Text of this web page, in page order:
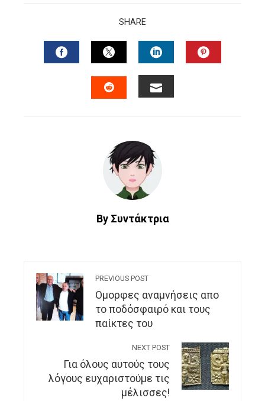
SHARE
FACEBOOKTWITTERLINKEDIN
By Συντάκτρια
PREVIOUS POST
Ομορφες αναμνήσεις απο
το ποδόσφαιρό και τους
παίκτες του
NEXT POST
Για όλους αυτούς τους
λόγους ευχαριστούμε τις
μέλισσες!